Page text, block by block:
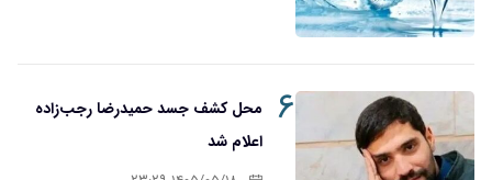
۶
محل کشف جسد حمیدرضا رجب‌زاده
اعلام شد